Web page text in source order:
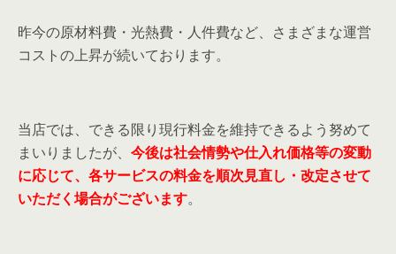
昨今の原材料費・光熱費・人件費など、さまざまな運営
コストの上昇が続いております。
当店では、できる限り現行料金を維持できるよう努めて
まいりましたが、 今後は社会情勢や仕入れ価格等の変動
に応じて、各サービスの料金を順次見直し・改定させて
いただく場合がございます。